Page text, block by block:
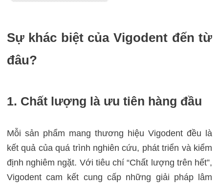
Sự khác biệt của Vigodent đến từ
đâu?
1. Chất lượng là ưu tiên hàng đầu
Mỗi sản phẩm mang thương hiệu Vigodent đều là
kết quả của quá trình nghiên cứu, phát triển và kiểm
định nghiêm ngặt. Với tiêu chí “Chất lượng trên hết”,
Vigodent cam kết cung cấp những giải pháp lâm